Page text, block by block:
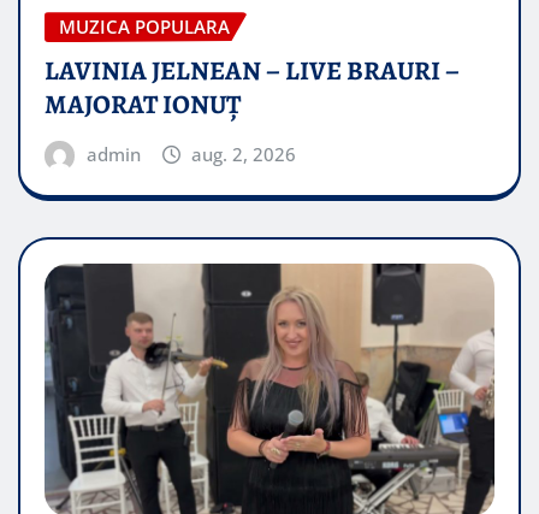
MUZICA POPULARA
LAVINIA JELNEAN – LIVE BRAURI –
MAJORAT IONUŢ
admin aug. 2, 2026